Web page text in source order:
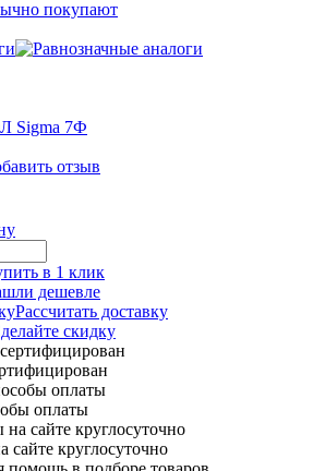
отзыв
в 1 клик
дешевле
Рассчитать доставку
скидку
оплаты
круглосуточно